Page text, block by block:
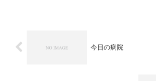
今日の病院